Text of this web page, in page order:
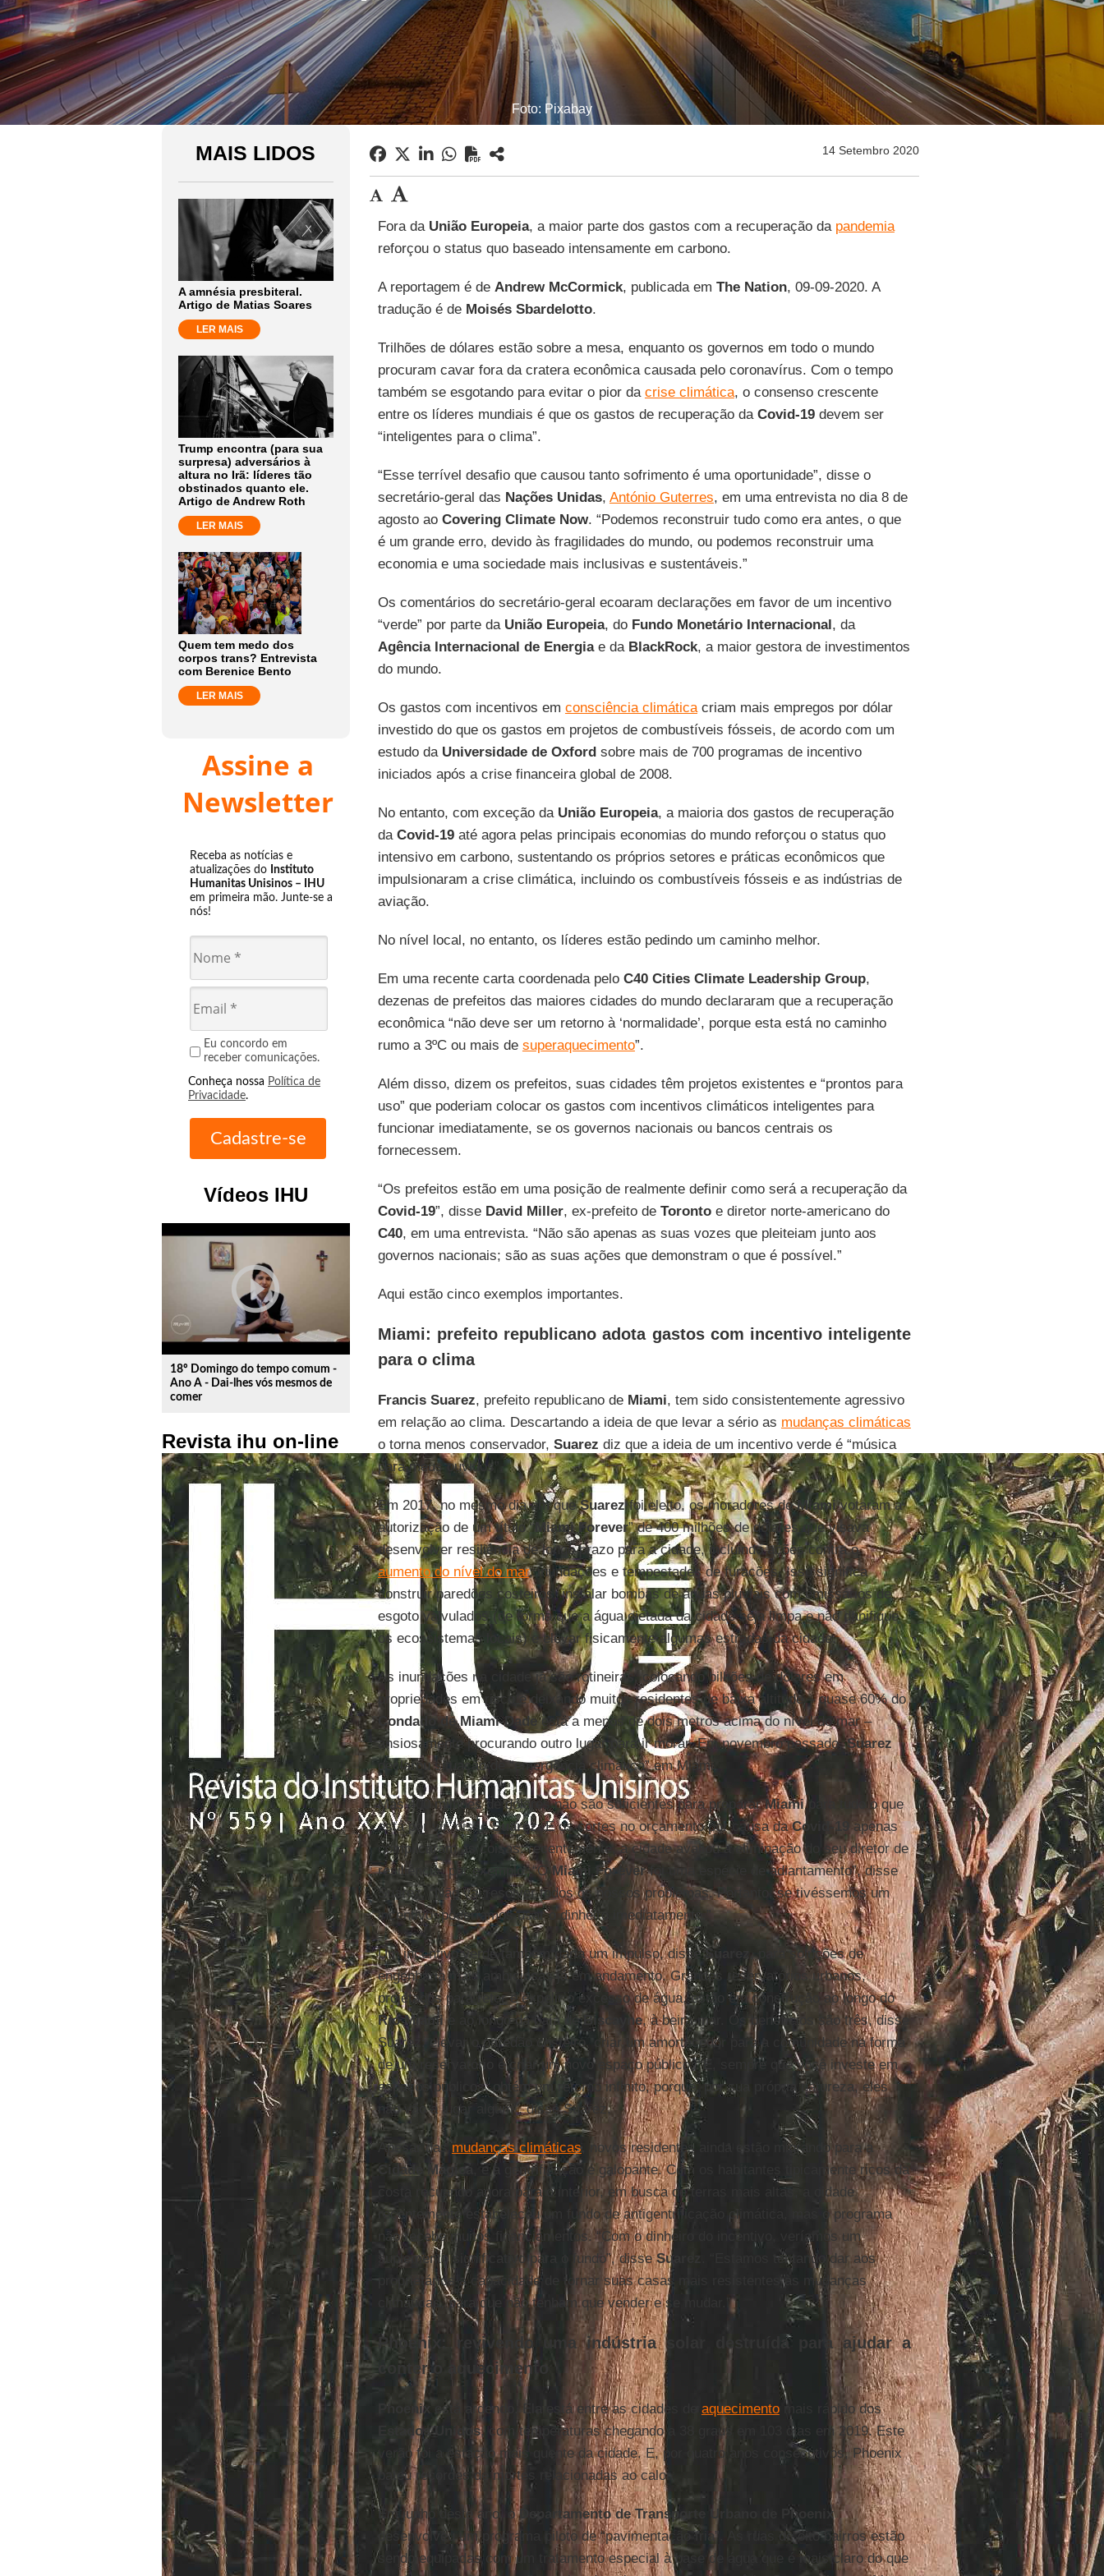
Foto: Pixabay
MAIS LIDOS
A amnésia presbiteral.
Artigo de Matias Soares
LER MAIS
Trump encontra (para sua
surpresa) adversários à
altura no Irã: líderes tão
obstinados quanto ele.
Artigo de Andrew Roth
LER MAIS
Quem tem medo dos
corpos trans? Entrevista
com Berenice Bento
LER MAIS
Assine a
Newsletter
Receba as notícias e
atualizações do Instituto
Humanitas Unisinos – IHU
em primeira mão. Junte-se a
nós!
Eu concordo em
receber comunicações.
Conheça nossa Política de
Privacidade.
Vídeos IHU
play_circle_outline
18º Domingo do tempo comum -
Ano A - Dai-lhes vós mesmos de
comer
Revista ihu on-line
14 Setembro 2020
Fora da União Europeia, a maior parte dos gastos com a recuperação da pandemia
reforçou o status quo baseado intensamente em carbono.
A reportagem é de Andrew McCormick, publicada em The Nation, 09-09-2020. A
tradução é de Moisés Sbardelotto.
Trilhões de dólares estão sobre a mesa, enquanto os governos em todo o mundo
procuram cavar fora da cratera econômica causada pelo coronavírus. Com o tempo
também se esgotando para evitar o pior da crise climática, o consenso crescente
entre os líderes mundiais é que os gastos de recuperação da Covid-19devem ser
“inteligentes para o clima”.
“Esse terrível desafio que causou tanto sofrimento é uma oportunidade”, disse o
secretário-geral das Nações Unidas, António Guterres, em uma entrevista no dia 8 de
agosto ao Covering Climate Now. “Podemos reconstruir tudo como era antes, o que
é um grande erro, devido às fragilidades do mundo, ou podemos reconstruir uma
economia e uma sociedade mais inclusivas e sustentáveis.”
Os comentários do secretário-geral ecoaram declarações em favor de um incentivo
“verde” por parte da União Europeia, do Fundo Monetário Internacional, da
Agência Internacional de Energiae da BlackRock, a maior gestora de investimentos
do mundo.
Os gastos com incentivos em consciência climáticacriam mais empregos por dólar
investido do que os gastos em projetos de combustíveis fósseis, de acordo com um
estudo da Universidade de Oxfordsobre mais de 700 programas de incentivo
iniciados após a crise financeira global de 2008.
No entanto, com exceção da União Europeia, a maioria dos gastos de recuperação
da Covid-19até agora pelas principais economias do mundo reforçou o status quo
intensivo em carbono, sustentando os próprios setores e práticas econômicos que
impulsionaram a crise climática, incluindo os combustíveis fósseis e as indústrias de
aviação.
No nível local, no entanto, os líderes estão pedindo um caminho melhor.
Em uma recente carta coordenada pelo C40 Cities Climate Leadership Group,
dezenas de prefeitos das maiores cidades do mundo declararam que a recuperação
econômica “não deve ser um retorno à ‘normalidade’, porque esta está no caminho
rumo a 3ºC ou mais de superaquecimento”.
Além disso, dizem os prefeitos, suas cidades têm projetos existentes e “prontos para
uso” que poderiam colocar os gastos com incentivos climáticos inteligentes para
funcionar imediatamente, se os governos nacionais ou bancos centrais os
fornecessem.
“Os prefeitos estão em uma posição de realmente definir como será a recuperação da
Covid-19”, disse David Miller, ex-prefeito de Torontoe diretor norte-americano do
C40, em uma entrevista. “Não são apenas as suas vozes que pleiteiam junto aos
governos nacionais; são as suas ações que demonstram o que é possível.”
Aqui estão cinco exemplos importantes.
Miami: prefeito republicano adota gastos com incentivo inteligente
para o clima
Francis Suarez, prefeito republicano de Miami, tem sido consistentemente agressivo
em relação ao clima. Descartando a ideia de que levar a sério as mudanças climáticas
o torna menos conservador, Suarez diz que a ideia de um incentivo verde é “música
para meus ouvidos”.
Em 2017, no mesmo dia em queSuarezfoi eleito, os moradores deMiamivotaram a
autorização de um título “ Miami Forever” de 400 milhões de dólares que visava
desenvolver resiliência de longo prazo para a cidade, incluindo ações contra o
aumento do nível do mar, inundações e tempestades de furacões. Isso significa
construir paredões costeiros, instalar bombas de águas pluviais com emissários de
esgoto valvulados (de forma que a água ejetada da cidade seja limpa e não danifique
os ecossistemas locais) e elevar fisicamente algumas estradas da cidade.
As inundações na cidade já são rotineiras, colocando bilhões de dólares em
propriedades em risco e deixando muitos residentes de baixa altitude – quase 60% do
Condado de Miami-Dadeestá a menos de dois metros acima do nível do mar –
ansiosamente procurando outro lugar para ir morar. Em novembro passado,Suarez
declarou situação de “emergência climática” em Miami.
Mas 400 milhões de dólares não são suficientes para prepararMiamipara tudo o que
está por vir, disseSuarez. E os cortes no orçamento por causa daCovid-19 apenas
complicaram as coisas: recentemente, a cidade avaliou a eliminação do seu diretor de
resiliência, por exemplo. “OMiami Foreverfoi uma espécie de adiantamento”, disse
Suarez. “Não vai resolver todos os nossos problemas. Portanto, se tivéssemos um
incentivo, poderíamos usar o dinheiro imediatamente.”
Um incentivo verde também daria um impulso, disseSuarez
, para soluções de
engenharia mais ambiciosas já em andamento. Grandes reservatórios urbanos,
projetados para reter e expelir o excesso de água, estão em construção ao longo do
Rio Miamie ao longo da baía deBiscayne, à beira-mar. Os benefícios são três, disse
Suarez: elevar o paredão costeiro, criar um amortecedor para a comunidade na forma
de um reservatório e criar um novo espaço público. “E, sempre que você investe em
espaços públicos, obtém um retorno infinito, porque, por sua própria natureza, eles
não vão a lugar algum”, disse Suarez.
Apesar das mudanças climáticas, novos residentes ainda estão migrando para a
Cidade Mágica
, e a gentrificação é galopante. Com os habitantes tipicamente ricos da
costa recuando agora para o interior, em busca de terras mais altas, a cidade
recentemente estabeleceu um fundo de antigentrificação climática, mas o programa
não recebe muitos financiamentos. “Com o dinheiro do incentivo, veríamos um
suplemento significativo para o fundo”, disseSuarez
. “Estamos tentando dar aos
proprietários a capacidade de tornar suas casas mais resistentes às mudanças
climáticas, para que não tenham que vender e se mudar.”
Phoenix: revivendo uma indústria solar destruída para ajudar a
conter o aquecimento
Phoenix está ardendo. Ela está entre as cidades de aquecimentomais rápido dos
Estados Unidos, com temperaturas chegando a 38 graus em 103 dias em 2019. Este
verão foi a estação mais quente da cidade. E, por quatro anos consecutivos, Phoenix
bateu recordes de mortes relacionadas ao calor.
Em junho deste ano, oDepartamento de Transporte Urbano de Phoenix
desenvolveu um programa piloto de “pavimentação fria”. As ruas de oito bairros estão
sendo equipadas com um tratamento especial à base de água que é mais claro do que